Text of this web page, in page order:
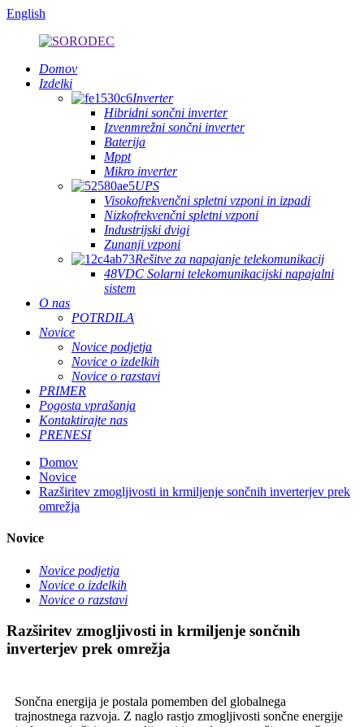
English
Domov
Izdelki
Inverter
Hibridni sončni inverter
Izvenmrežni sončni inverter
Baterija
Mppt
Mikro inverter
UPS
Visokofrekvenčni spletni vzponi in izpadi
Nizkofrekvenčni spletni vzponi
Industrijski dvigi
Zunanji vzponi
Rešitve za napajanje telekomunikacij
48VDC Solarni telekomunikacijski napajalni
sistem
O nas
POTRDILA
Novice
Novice podjetja
Novice o izdelkih
Novice o razstavi
PRIMER
Pogosta vprašanja
Kontaktirajte nas
PRENESI
Domov
Novice
Razširitev zmogljivosti in krmiljenje sončnih inverterjev prek
omrežja
Novice
Novice podjetja
Novice o izdelkih
Novice o razstavi
Razširitev zmogljivosti in krmiljenje sončnih
inverterjev prek omrežja
Sončna energija je postala pomemben del globalnega
trajnostnega razvoja. Z naglo rastjo zmogljivosti sončne energije